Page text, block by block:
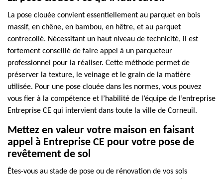
La pose clouée convient essentiellement au parquet en bois
massif, en chêne, en bambou, en hêtre, et au parquet
contrecollé. Nécessitant un haut niveau de technicité, il est
fortement conseillé de faire appel à un parqueteur
professionnel pour la réaliser. Cette méthode permet de
préserver la texture, le veinage et le grain de la matière
utilisée. Pour une pose clouée dans les normes, vous pouvez
vous fier à la compétence et l’habilité de l’équipe de l’entreprise
Entreprise CE qui intervient dans toute la ville de Corneuil.
Mettez en valeur votre maison en faisant
appel à Entreprise CE pour votre pose de
revêtement de sol
Êtes-vous au stade de pose ou de rénovation de vos sols